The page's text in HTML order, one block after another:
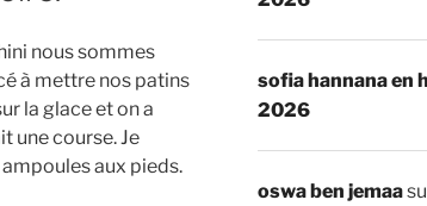
nous sommes
à mettre nos patins
la glace et on a
une course. Je
aux pieds.
sofia hannana en
2026
oswa ben jemaa